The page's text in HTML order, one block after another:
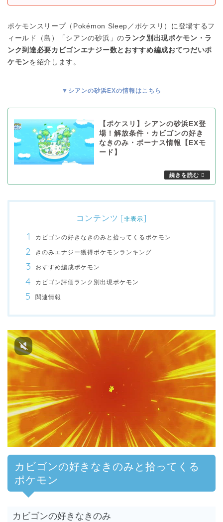
ポケモンスリープ（Pokémon Sleep／ポケスリ）に登場するフ
ィールド（島）「シアンの砂浜」のランク別出現ポケモン・ラ
ンク到達必要カビゴンエナジー数とおすすめ編成おてつだいポ
ケモンを紹介します。
▼シアンの砂浜EXの情報はこちら
【ポケスリ】シアンの砂浜EX登
場！解放条件・カビゴンの好き
なきのみ・ボーナス情報【EXモ
ード】
コンテンツ [非表示]
カビゴンの好きなきのみと拾ってくるポケモン
きのみエナジー獲得ポケモンランキング
おすすめ編成ポケモン
カビゴン評価ランク別出現ポケモン
関連情報
00:00 /01:00
カビゴンの好きなきのみと拾ってくる
ポケモン
カビゴンの好きなきのみ